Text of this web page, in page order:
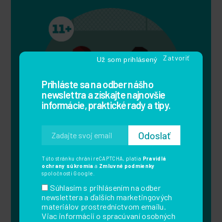
Prihláste sa na odber nášho
newslettra a získajte najnovšie
informácie, praktické rady a tipy.
Túto stránku chráni reCAPTCHA, platia Pravidlá
ochrany súkromia a Zmluvné podmienky
spoločnosti Google.
Súhlasím s prihlásením na odber
newslettera a ďalších marketingových
materiálov prostredníctvom emailu.
Viac informácií o spracúvaní osobných
Už som prihlásený
Elias medzi dvoma svetmi
Skupina tínedžerov spoločne zažíva rôzne